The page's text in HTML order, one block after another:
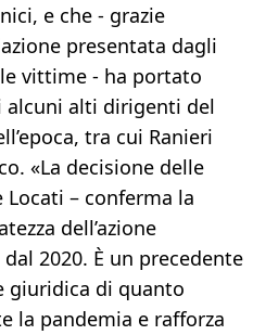
e che - grazie
presentata dagli
vittime - ha portato
alcuni alti dirigenti del
tra cui Ranieri
«La decisione delle
Locati – conferma la
dell’azione
2020. È un precedente
giuridica di quanto
la pandemia e rafforza